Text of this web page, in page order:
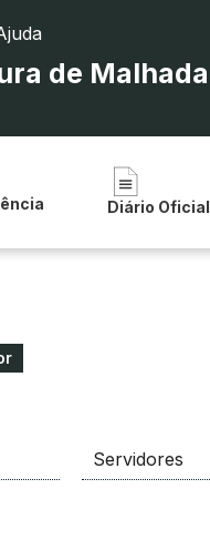
de Malhada
Diário Oficial
Servidores